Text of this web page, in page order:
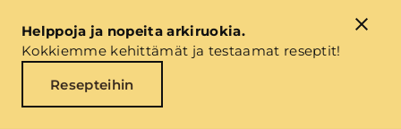
Helppoja ja nopeita arkiruokia.
Kokkiemme kehittämät ja testaamat reseptit!
Resepteihin